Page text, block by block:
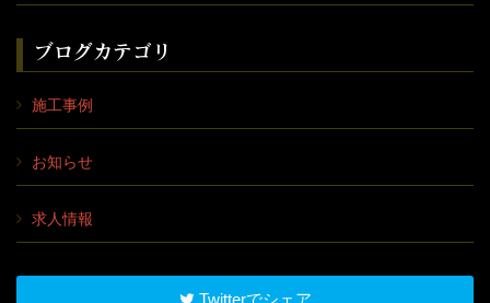
ブログカテゴリ
施工事例
お知らせ
求人情報
Twitterでシェア